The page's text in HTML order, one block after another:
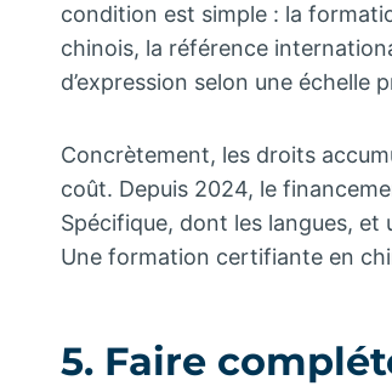
condition est simple : la
chinois, la référence
d’expression selon une échelle
Concrètement, les droits
coût. Depuis 2024, le
Spécifique, dont les langues,
Une formation certifiante en
5. Faire